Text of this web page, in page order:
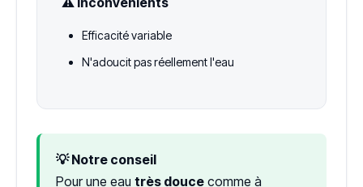
Efficacité variable
N'adoucit pas réellement l'eau
💡 Notre conseil
Pour une eau très douce comme à